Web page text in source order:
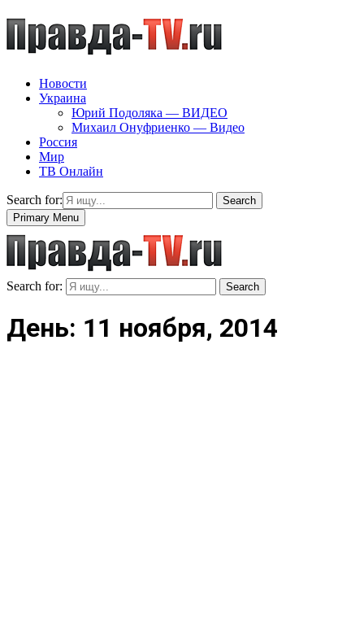
Новости
Украина
Юрий Подоляка — ВИДЕО
Михаил Онуфриенко — Видео
Россия
Мир
ТВ Онлайн
Search for:
Search
Primary Menu
Search for: Search
День: 11 ноября, 2014